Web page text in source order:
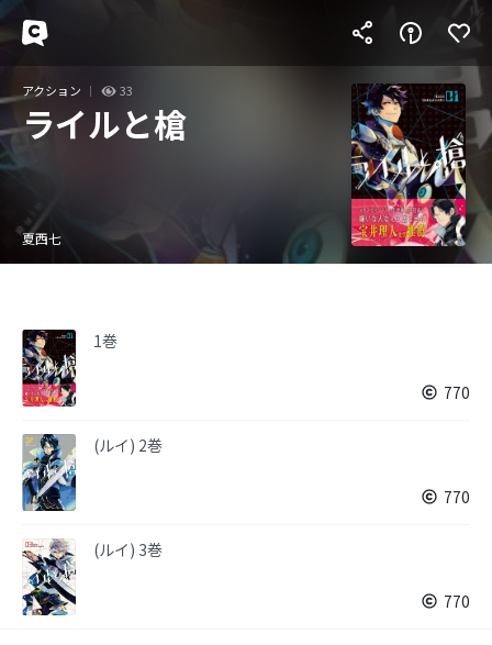
アクション 33
ライルと槍
夏西七
1巻
770
(ルイ) 2巻
770
(ルイ) 3巻
770